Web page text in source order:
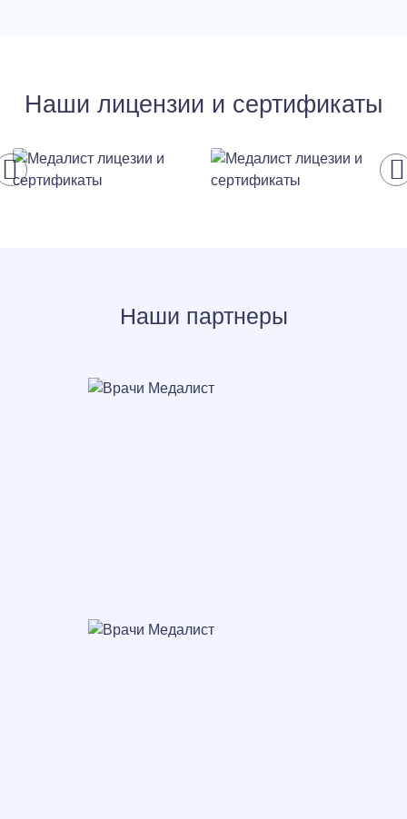
Наши лицензии и сертификаты
Наши партнеры